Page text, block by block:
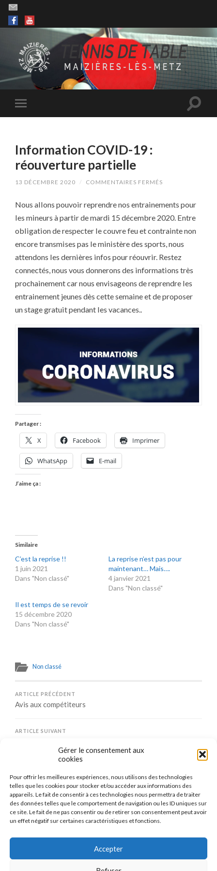
Gérer le consentement aux
cookies
Pour offrir les meilleures expériences, nous utilisons des technologies
telles que les cookies pour stocker et/ou accéder aux informations des
appareils. Le fait de consentir à ces technologies nous permettra de traiter
des données telles que le comportement de navigation ou les ID uniques sur
ce site. Le fait de ne pas consentir ou de retirer son consentement peut avoir
un effet négatif sur certaines caractéristiques et fonctions.
Accepter
Information COVID-19 :
réouverture partielle
13 DÉCEMBRE 2020 / COMMENTAIRES FERMÉS
19
RÉOUVERTURE
Nous allons pouvoir reprendre nos entrainements pour
les mineurs à partir de mardi 15 décembre 2020. Entre
obligation de respecter le couvre feu et contrainte non
encore transmises pas le ministère des sports, nous
attendons les dernières infos pour réouvrir. Restez
connectés, nous vous donnerons des informations très
prochainement car nous envisageons de reprendre les
entrainement jeunes dès cette semaine et de proposer
un stage gratuit pendant les vacances..
Partager :
X Facebook Imprimer
WhatsApp E-mail
J’aime ça :
Similaire
C’est la reprise !!
1 juin 2021
Dans "Non classé"
La reprise n’est pas pour
maintenant… Mais….
4 janvier 2021
Dans "Non classé"
Il est temps de se revoir
15 décembre 2020
Dans "Non classé"
Non classé
ARTICLE PRÉCÉDENT
Avis aux compétiteurs
ARTICLE SUIVANT
Comments are closed.
CONNEXION